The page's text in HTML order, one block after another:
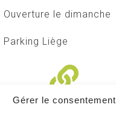
Gérer le consentement
Ouverture le dimanche
Parking Liège